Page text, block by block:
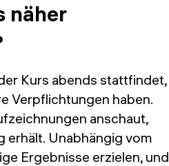
näher
Kurs abends stattfindet,
Verpflichtungen haben.
anschaut,
Unabhängig vom
Ergebnisse erzielen, und